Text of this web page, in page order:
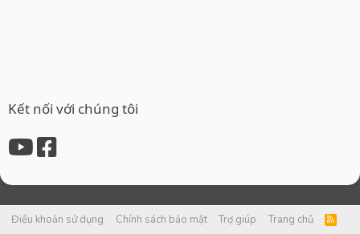
Kết nối với chúng tôi
Điều khoản sử dụng Chính sách bảo mật Trợ giúp Trang chủ
R
S